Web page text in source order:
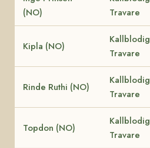
(NO)
Travare
Kipla (NO)
Kallblodig
Travare
Rinde Ruthi (NO)
Kallblodig
Travare
Topdon (NO)
Kallblodig
Travare